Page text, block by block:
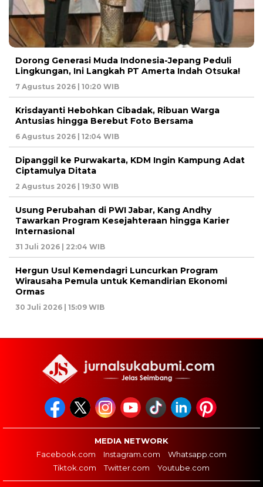
Dorong Generasi Muda Indonesia-Jepang Peduli
Lingkungan, Ini Langkah PT Amerta Indah Otsuka!
7 Agustus 2026 | 10:20 WIB
Krisdayanti Hebohkan Cibadak, Ribuan Warga
Antusias hingga Berebut Foto Bersama
6 Agustus 2026 | 12:04 WIB
Dipanggil ke Purwakarta, KDM Ingin Kampung Adat
Ciptamulya Ditata
2 Agustus 2026 | 19:30 WIB
Usung Perubahan di PWI Jabar, Kang Andhy
Tawarkan Program Kesejahteraan hingga Karier
Internasional
31 Juli 2026 | 22:04 WIB
Hergun Usul Kemendagri Luncurkan Program
Wirausaha Pemula untuk Kemandirian Ekonomi
Ormas
30 Juli 2026 | 15:09 WIB
MEDIA NETWORK
Facebook.com
Instagram.com
Whatsapp.com
Tiktok.com
Twitter.com Youtube.com